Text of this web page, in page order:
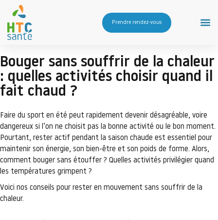
Prendre rendez-vous
Bouger sans souffrir de la chaleur
: quelles activités choisir quand il
fait chaud ?
Faire du sport en été peut rapidement devenir désagréable, voire
dangereux si l’on ne choisit pas la bonne activité ou le bon moment.
Pourtant, rester actif pendant la saison chaude est essentiel pour
maintenir son énergie, son bien-être et son poids de forme. Alors,
comment bouger sans étouffer ? Quelles activités privilégier quand
les températures grimpent ?
Voici nos conseils pour rester en mouvement sans souffrir de la
chaleur.